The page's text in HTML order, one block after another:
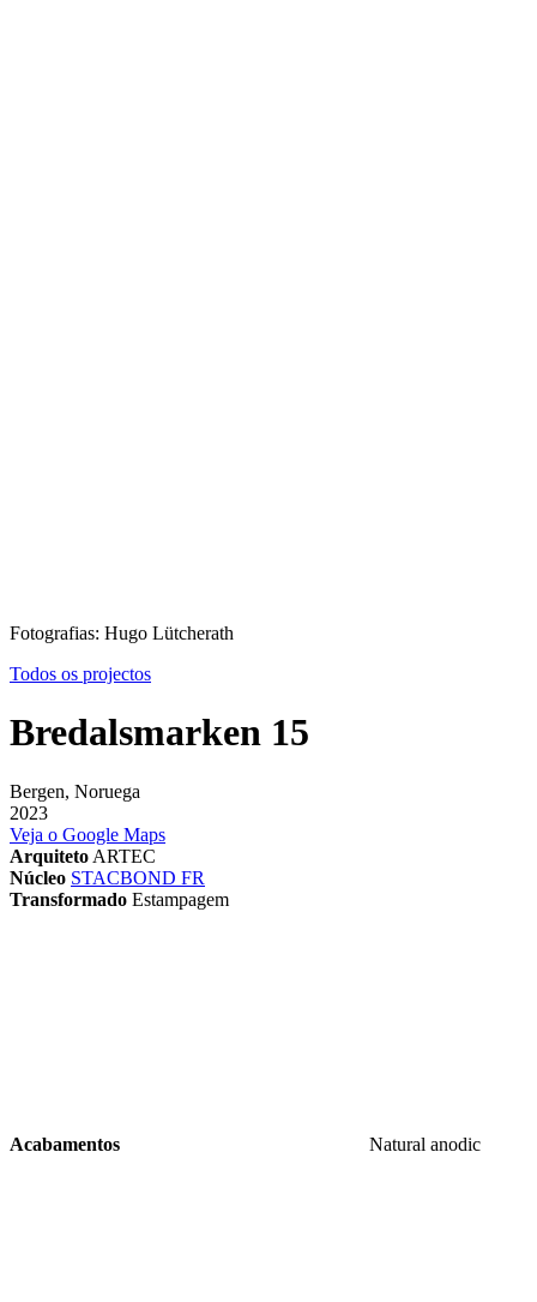
Fotografias: Hugo Lütcherath
Todos os projectos
Bredalsmarken 15
Bergen, Noruega
2023
Veja o Google Maps
Arquiteto ARTEC
Núcleo STACBOND FR
Transformado Estampagem
Acabamentos Natural anodic